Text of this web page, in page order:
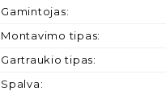
Gamintojas:
Montavimo tipas:
Gartraukio tipas:
Spalva: